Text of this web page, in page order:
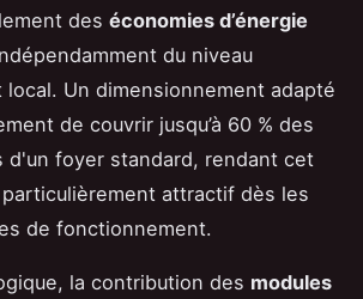
des économies d’énergie
du niveau
local. Un dimensionnement adapté
de couvrir jusqu’à 60 % des
d'un foyer standard, rendant cet
particulièrement attractif dès les
de fonctionnement.
la contribution des modules